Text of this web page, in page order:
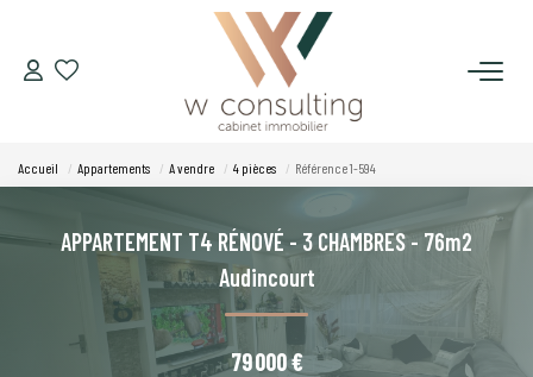
ACQUÉRIR
VENDRE
LOUER
GÉRER
Accueil Appartements A vendre 4 pièces Référence 1-594
APPARTEMENT T4 RÉNOVÉ - 3 CHAMBRES - 76m2
Audincourt
79 000 €